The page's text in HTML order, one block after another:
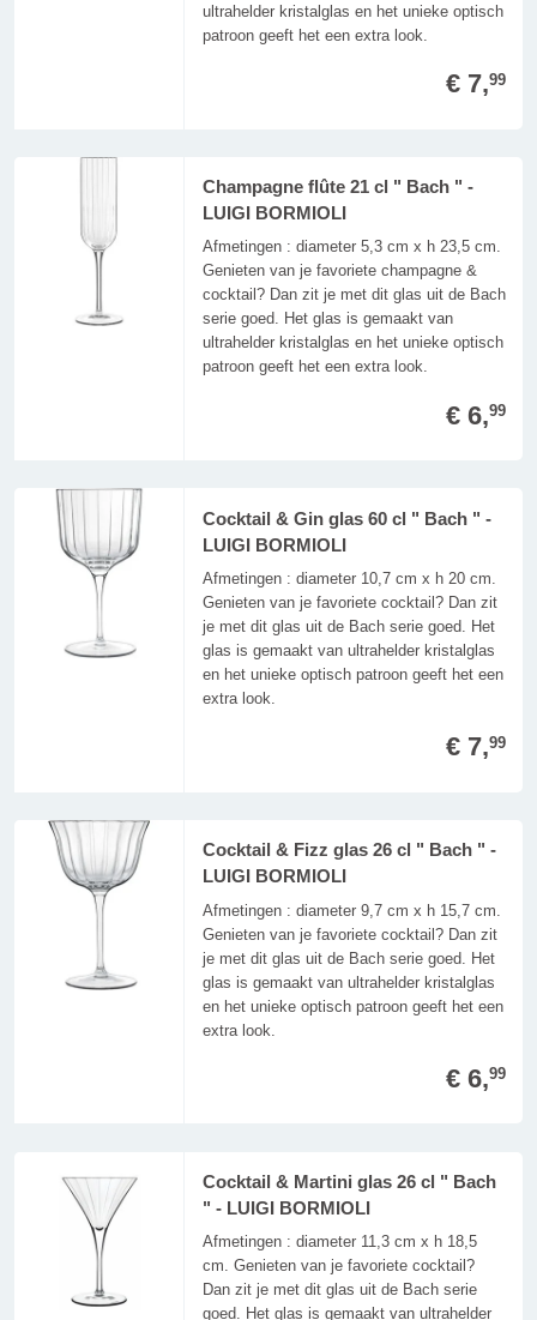
ultrahelder kristalglas en het unieke optisch
patroon geeft het een extra look.
€ 7,99
Champagne flûte 21 cl " Bach " -
LUIGI BORMIOLI
Afmetingen : diameter 5,3 cm x h 23,5 cm.
Genieten van je favoriete champagne &
cocktail? Dan zit je met dit glas uit de Bach
serie goed. Het glas is gemaakt van
ultrahelder kristalglas en het unieke optisch
patroon geeft het een extra look.
€ 6,99
Cocktail & Gin glas 60 cl " Bach " -
LUIGI BORMIOLI
Afmetingen : diameter 10,7 cm x h 20 cm.
Genieten van je favoriete cocktail? Dan zit
je met dit glas uit de Bach serie goed. Het
glas is gemaakt van ultrahelder kristalglas
en het unieke optisch patroon geeft het een
extra look.
€ 7,99
Cocktail & Fizz glas 26 cl " Bach " -
LUIGI BORMIOLI
Afmetingen : diameter 9,7 cm x h 15,7 cm.
Genieten van je favoriete cocktail? Dan zit
je met dit glas uit de Bach serie goed. Het
glas is gemaakt van ultrahelder kristalglas
en het unieke optisch patroon geeft het een
extra look.
€ 6,99
Cocktail & Martini glas 26 cl " Bach
" - LUIGI BORMIOLI
Afmetingen : diameter 11,3 cm x h 18,5
cm. Genieten van je favoriete cocktail?
Dan zit je met dit glas uit de Bach serie
goed. Het glas is gemaakt van ultrahelder